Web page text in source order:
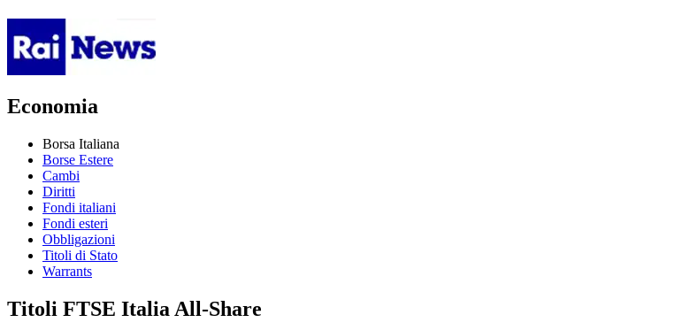
Economia
Borsa Italiana
Borse Estere
Cambi
Diritti
Fondi italiani
Fondi esteri
Obbligazioni
Titoli di Stato
Warrants
Titoli FTSE Italia All-Share